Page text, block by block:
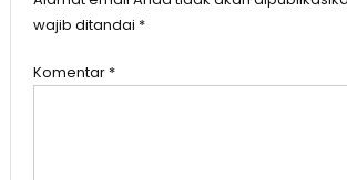
wajib ditandai *
Komentar *